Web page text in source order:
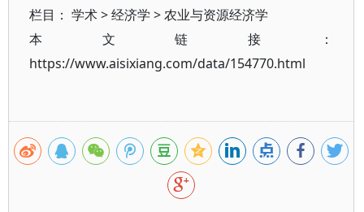
栏目： 学术>经济学 >农业与资源经济学
本文链接：
https://www.aisixiang.com/data/154770.html